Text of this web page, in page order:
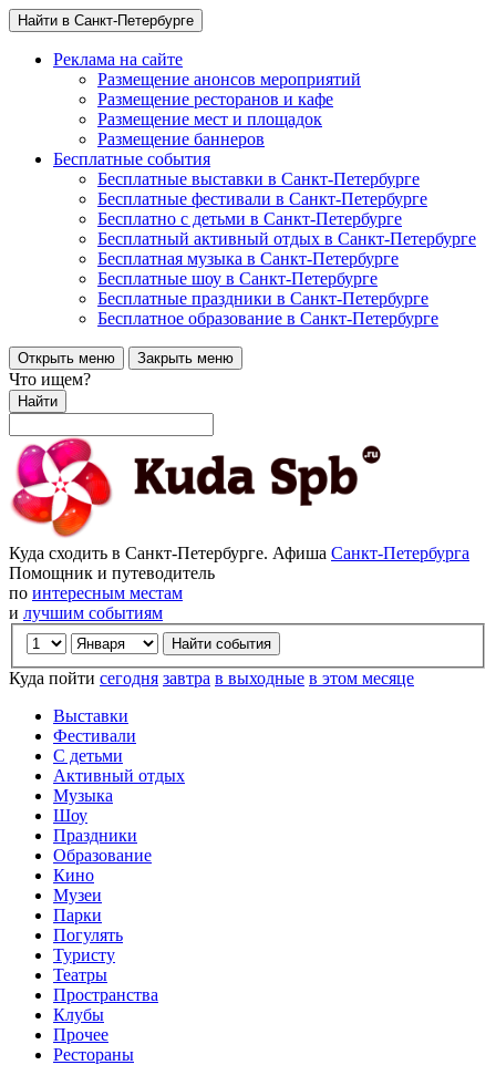
Найти в Санкт-Петербурге
Реклама на сайте
Размещение анонсов мероприятий
Размещение ресторанов и кафе
Размещение мест и площадок
Размещение баннеров
Бесплатные события
Бесплатные выставки в Санкт-Петербурге
Бесплатные фестивали в Санкт-Петербурге
Бесплатно с детьми в Санкт-Петербурге
Бесплатный активный отдых в Санкт-Петербурге
Бесплатная музыка в Санкт-Петербурге
Бесплатные шоу в Санкт-Петербурге
Бесплатные праздники в Санкт-Петербурге
Бесплатное образование в Санкт-Петербурге
Открыть меню Закрыть меню
Что ищем?
Найти
Куда сходить в Санкт-Петербурге. Афиша Санкт-Петербурга
Помощник и путеводитель
по интересным местам
и лучшим событиям
Куда пойти сегодня завтра в выходные в этом месяце
Выставки
Фестивали
С детьми
Активный отдых
Музыка
Шоу
Праздники
Образование
Кино
Музеи
Парки
Погулять
Туристу
Театры
Пространства
Клубы
Прочее
Рестораны